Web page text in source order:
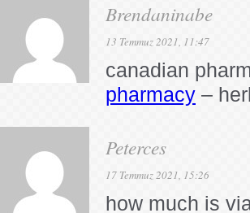
Brendaninabe
13 Temmuz 2021, 11:47
canadian
pharmacy –
Peterces
17 Temmuz 2021, 15:26
how much is